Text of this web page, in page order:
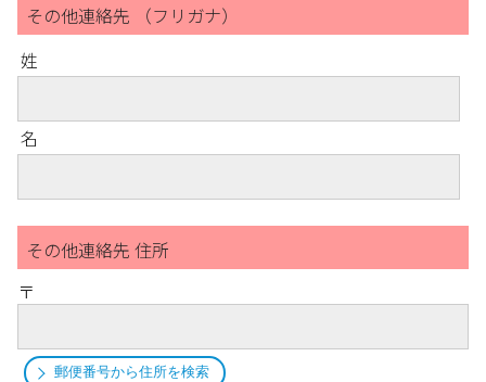
その他連絡先 （フリガナ）
姓
名
その他連絡先 住所
〒
郵便番号から住所を検索